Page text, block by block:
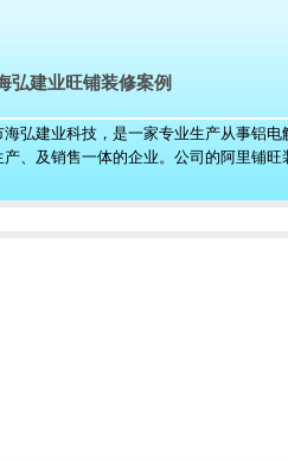
弘建业旺铺装修案例
海弘建业科技，是一家专业生产从事铝电
产、及销售一体的企业。公司的阿里铺旺